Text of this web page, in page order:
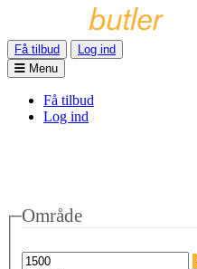
Få tilbud
Log ind
Menu
Få tilbud
Log ind
Område